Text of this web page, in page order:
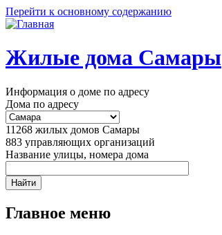
Перейти к основному содержанию
Жилые дома Самары
Информация о доме по адресу
Дома по адресу
11268 жилых домов Самары
883 управляющих организаций
Название улицы, номера дома
Главное меню